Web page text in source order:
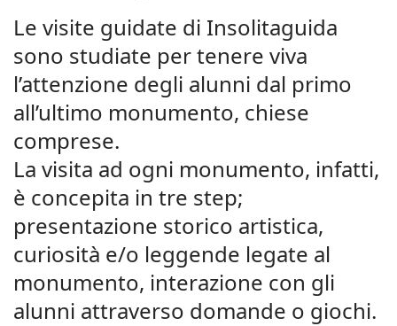
Le visite guidate di Insolitaguida
sono studiate per tenere viva
l’attenzione degli alunni dal primo
all’ultimo monumento, chiese
comprese.
La visita ad ogni monumento, infatti,
è concepita in tre step;
presentazione storico artistica,
curiosità e/o leggende legate al
monumento, interazione con gli
alunni attraverso domande o giochi.